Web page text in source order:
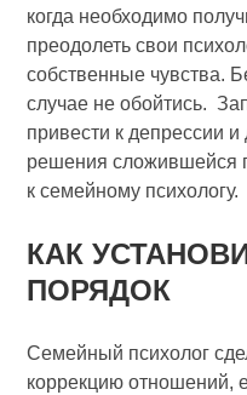
когда необходимо
преодолеть свои
собственные чувства.
случае не обойтись.
привести к депрессии
решения сложившейся
к семейному психологу.
КАК
ПОРЯДОК
Семейный психолог
коррекцию отношений,